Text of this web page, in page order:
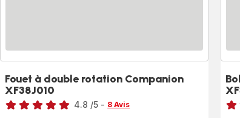
Fouet à double rotation Companion
XF38J010
Note
4.8 /5 - 8 Avis
Note